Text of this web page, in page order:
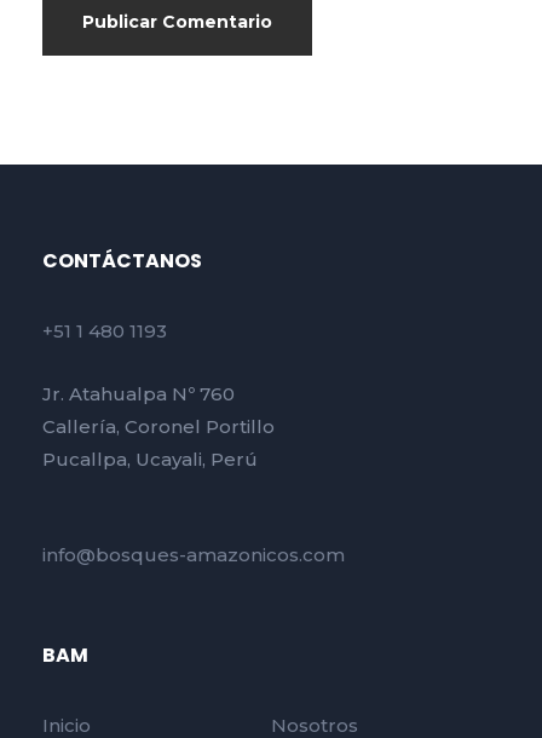
CONTÁCTANOS
+51 1 480 1193
Jr. Atahualpa Nº 760
Callería, Coronel Portillo
Pucallpa, Ucayali, Perú
info@bosques-amazonicos.com
BAM
Inicio
Nosotros